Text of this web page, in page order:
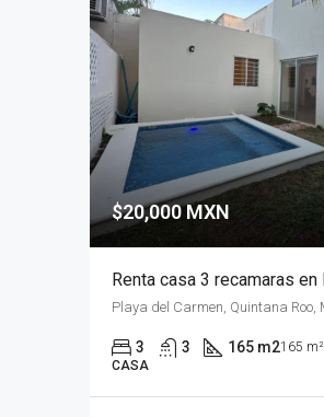
$20,000 MXN
Renta casa 3 recamaras en
Playa del Carmen, Quintana Roo,
3 3 165 m2165 m²
CASA